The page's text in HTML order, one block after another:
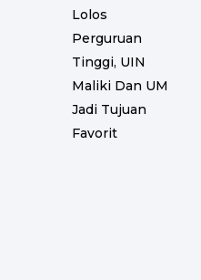
Lolos
Perguruan
Tinggi, UIN
Maliki Dan UM
Jadi Tujuan
Favorit